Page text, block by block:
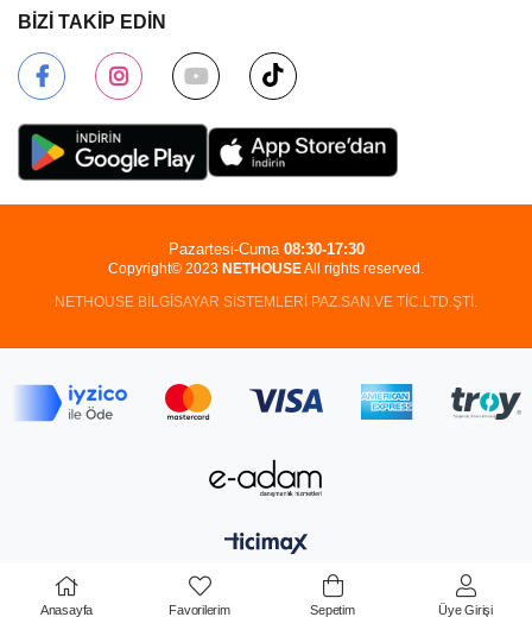
BİZİ TAKİP EDİN
Copyright© 2023 NETHOUSEAll rights reserved.
NETHOUSE BİLGİSAYAR SİSTEMLERİ PAZ.SAN.VE TİC.LTD.ŞTİ.
Pazartesi-Cuma 08:30-17:30
Anasayfa Favorilerim Sepetim Üye Girişi